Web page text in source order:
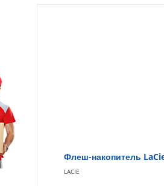
Флеш-накопитель
LACIE